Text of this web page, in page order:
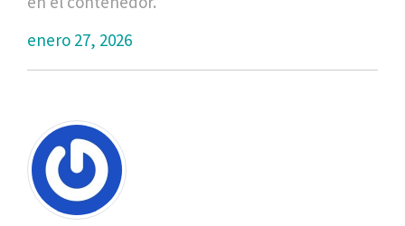
enero 27, 2026